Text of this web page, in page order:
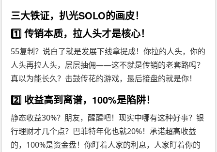
三大铁证，扒光SOLO的画皮！
1️⃣ 传销本质，拉人头才是核心！
55复制？说白了就是发展下线拿提成！你拉的人头，你的
人头再拉人头，层层抽佣——这不就是传销的老套路吗？
真以为能长久？击鼓传花的游戏，最后接盘的就是你！
2️⃣ 收益高到离谱，100%是陷阱！
静态收益30%？朋友，醒醒吧！现实中哪有这种好事？银
行理财才几个点？巴菲特年化也就20%！承诺超高收益
的，100%是资金盘！你盯着人家的利息，人家盯着你的